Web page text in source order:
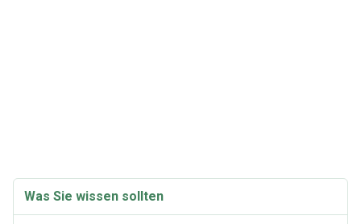
Was Sie wissen sollten